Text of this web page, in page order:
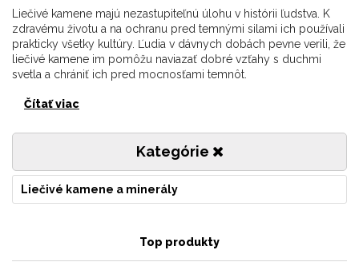
Liečivé kamene majú nezastupiteľnú úlohu v histórii ľudstva. K
zdravému životu a na ochranu pred temnými silami ich používali
prakticky všetky kultúry. Ľudia v dávnych dobách pevne verili, že
liečivé kamene im pomôžu naviazať dobré vzťahy s duchmi
svetla a chrániť ich pred mocnosťami temnôt.
Čítať viac
Kategórie
Liečivé kamene a minerály
Top produkty